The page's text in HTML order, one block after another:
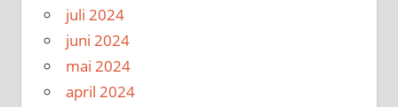
juli 2024
juni 2024
mai 2024
april 2024